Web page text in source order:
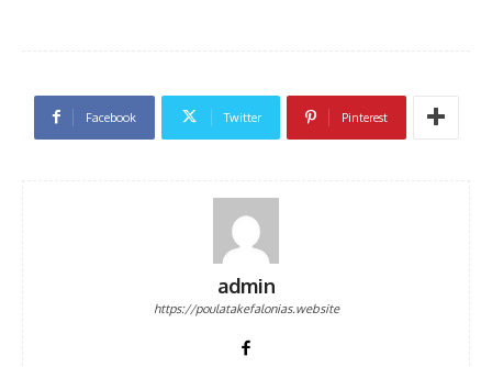
Facebook Twitter Pinterest
admin
https://poulatakefalonias.website